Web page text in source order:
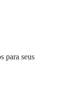
para seus